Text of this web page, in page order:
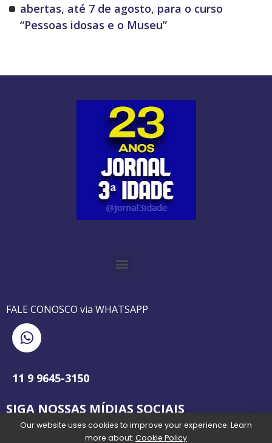
abertas, até 7 de agosto, para o curso
“Pessoas idosas e o Museu”
FALE CONOSCO via WHATSAPP
11 9 9645-3150
SIGA NOSSAS MÍDIAS SOCIAIS
Our website uses cookies to improve your experience. Learn
more about: Cookie Policy